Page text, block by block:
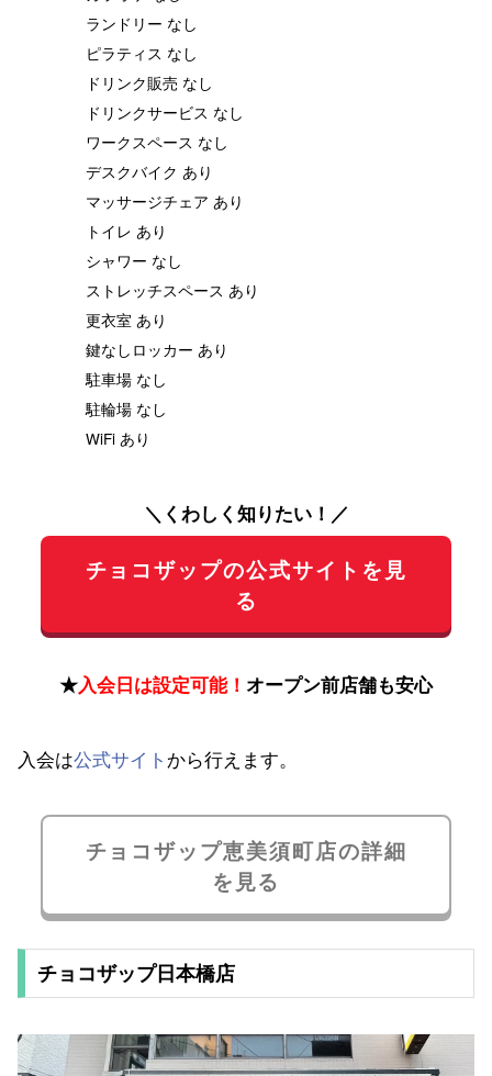
ランドリー なし
ピラティス なし
ドリンク販売 なし
ドリンクサービス なし
ワークスペース なし
デスクバイク あり
マッサージチェア あり
トイレ あり
シャワー なし
ストレッチスペース あり
更衣室 あり
鍵なしロッカー あり
駐車場 なし
駐輪場 なし
WiFi あり
＼くわしく知りたい！／
チョコザップの公式サイトを見
る
★入会日は設定可能！ オープン前店舗も安心
入会は公式サイト から行えます。
チョコザップ恵美須町店の詳細
を見る
チョコザップ日本橋店